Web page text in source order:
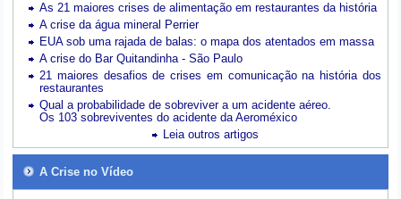
As 21 maiores crises de alimentação em restaurantes da história
A crise da água mineral Perrier
EUA sob uma rajada de balas: o mapa dos atentados em massa
A crise do Bar Quitandinha - São Paulo
21 maiores desafios de crises em comunicação na história dos
restaurantes
Qual a probabilidade de sobreviver a um acidente aéreo.
Os 103 sobreviventes do acidente da Aeroméxico
Leia outros artigos
A Crise no Vídeo